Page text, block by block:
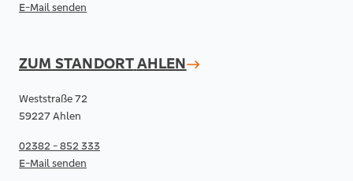
E-Mail senden
ZUM STANDORTAHLEN
Weststraße 72
59227 Ahlen
02382 - 852 333
E-Mail senden